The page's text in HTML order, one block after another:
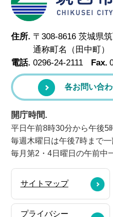
住所. 〒308-8616 茨城県
通称町名（田中町）
電話. 0296-24-2111 Fax.
各お問い合
開庁時間.
平日午前8時30分から午後5
毎週木曜日は午後7時まで
毎月第2・4日曜日の午前中
サイトマップ
プライバシー